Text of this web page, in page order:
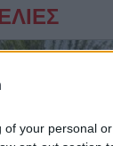
of your personal or